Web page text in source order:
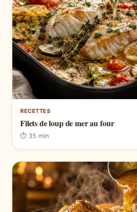
RECETTES
Filets de loup de mer au four
⏱ 35 min